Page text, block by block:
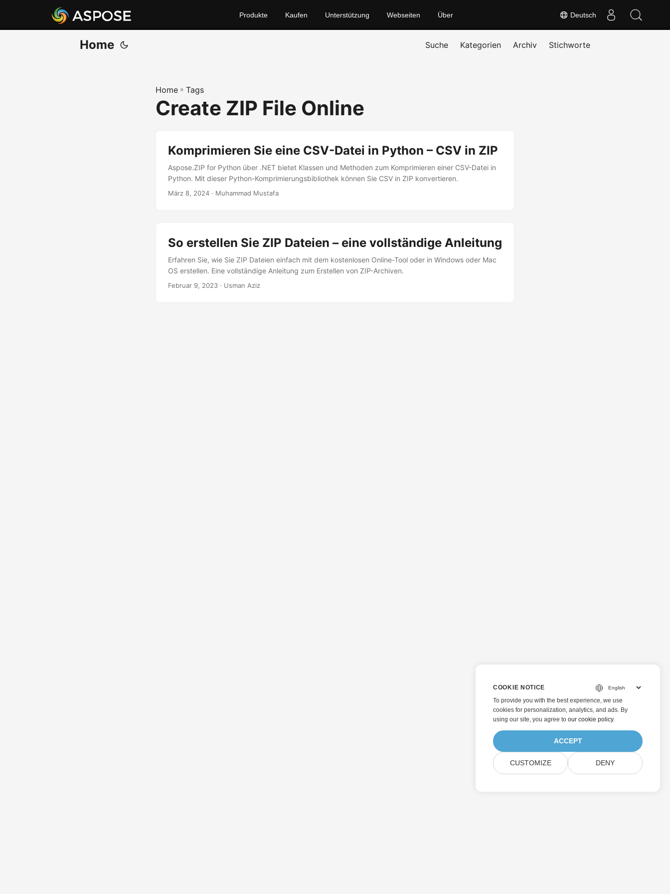
Deutsch
Produkte Kaufen Unterstützung Webseiten Über
Home Suche Kategorien Archiv Stichworte
Home » Tags
Create ZIP File Online
Komprimieren Sie eine CSV-Datei in Python – CSV in ZIP
Aspose.ZIP for Python über .NET bietet Klassen und Methoden zum Komprimieren einer CSV-Datei in
Python. Mit dieser Python-Komprimierungsbibliothek können Sie CSV in ZIP konvertieren.
März 8, 2024 · Muhammad Mustafa
So erstellen Sie ZIP Dateien – eine vollständige Anleitung
Erfahren Sie, wie Sie ZIP Dateien einfach mit dem kostenlosen Online-Tool oder in Windows oder Mac
OS erstellen. Eine vollständige Anleitung zum Erstellen von ZIP-Archiven.
Februar 9, 2023 · Usman Aziz
COOKIE NOTICE
To provide you with the best experience, we use
cookies for personalization, analytics, and ads. By
using our site, you agree to our cookie policy.
ACCEPT
CUSTOMIZE DENY